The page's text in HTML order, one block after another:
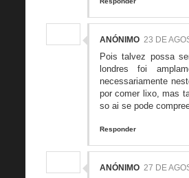
ANÓNIMO 23 DE
Pois talvez possa
londres foi
necessariamente
por comer lixo, mas
so ai se pode
Responder
ANÓNIMO 27 DE